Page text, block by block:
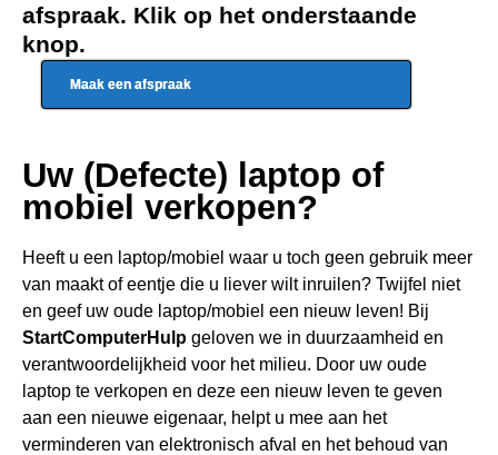
afspraak. Klik op het onderstaande
knop.
Maak een afspraak
Uw (Defecte) laptop of
mobiel verkopen?
Heeft u een laptop/mobiel waar u toch geen gebruik meer
van maakt of eentje die u liever wilt inruilen? Twijfel niet
en geef uw oude laptop/mobiel een nieuw leven! Bij
StartComputerHulp geloven we in duurzaamheid en
verantwoordelijkheid voor het milieu. Door uw oude
laptop te verkopen en deze een nieuw leven te geven
aan een nieuwe eigenaar, helpt u mee aan het
verminderen van elektronisch afval en het behoud van